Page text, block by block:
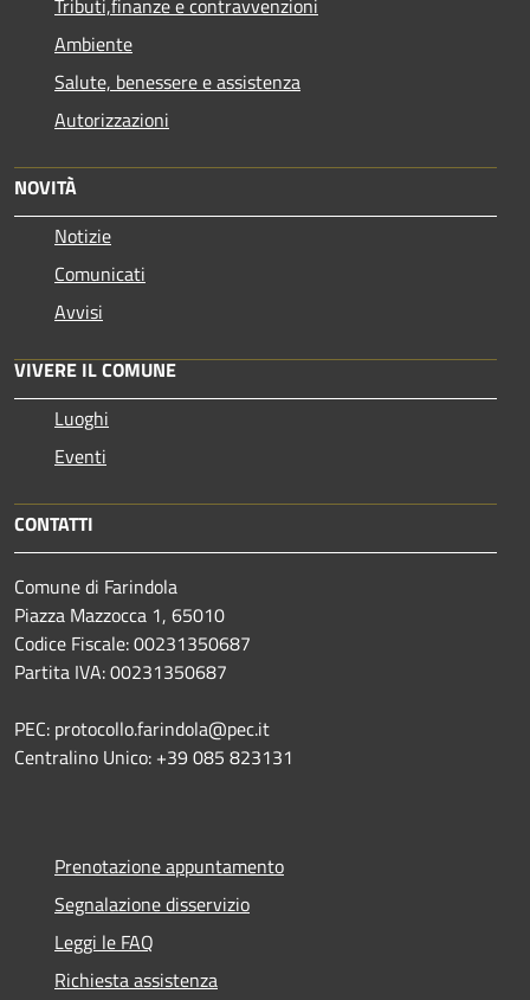
Ambiente
Salute, benessere e assistenza
Autorizzazioni
NOVITÀ
Notizie
Comunicati
Avvisi
VIVERE IL COMUNE
Luoghi
Eventi
CONTATTI
Comune di Farindola
Piazza Mazzocca 1, 65010
Codice Fiscale: 00231350687
Partita IVA: 00231350687
PEC: protocollo.farindola@pec.it
Centralino Unico: +39 085 823131
Prenotazione appuntamento
Segnalazione disservizio
Leggi le FAQ
Richiesta assistenza